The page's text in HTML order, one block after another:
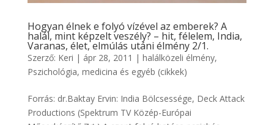
Hogyan élnek e folyó vízével az emberek? A
halál, mint képzelt veszély? – hit, félelem, India,
Varanas, élet, elmúlás utáni élmény 2/1.
Szerző: Keri | ápr 28, 2011 | halálközeli élmény,
Pszichológia, medicina és egyéb (cikkek)
Forrás: dr.Baktay Ervin: India Bölcsessége, Deck Attack
Productions (Spektrum TV Közép-Európai